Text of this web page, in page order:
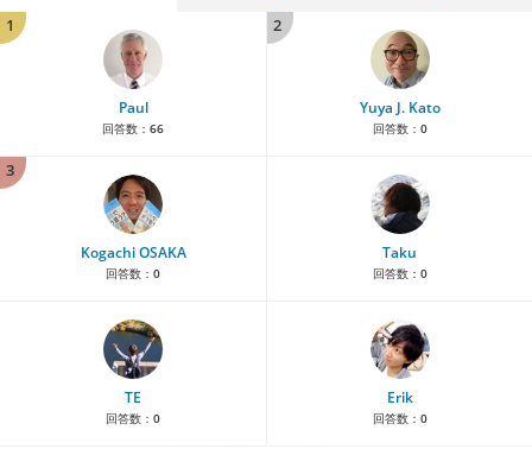
1
Paul
回答数： 66
2
Yuya J. Kato
回答数： 0
3
Kogachi OSAKA
回答数： 0
Taku
回答数： 0
TE
回答数： 0
Erik
回答数： 0